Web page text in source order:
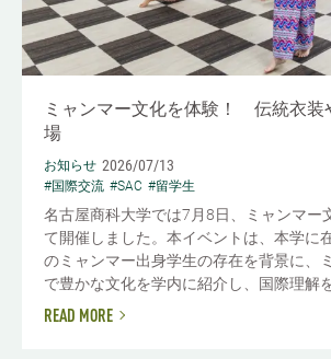
ミャンマー文化を体験！ 伝統衣装
場
お知らせ 2026/07/13
#国際交流 #SAC #留学生
名古屋商科大学では7月8日、ミャンマー
て開催しました。本イベントは、本学に
のミャンマー出身学生の存在を背景に、
で豊かな文化を学内に紹介し、国際理解
READ MORE